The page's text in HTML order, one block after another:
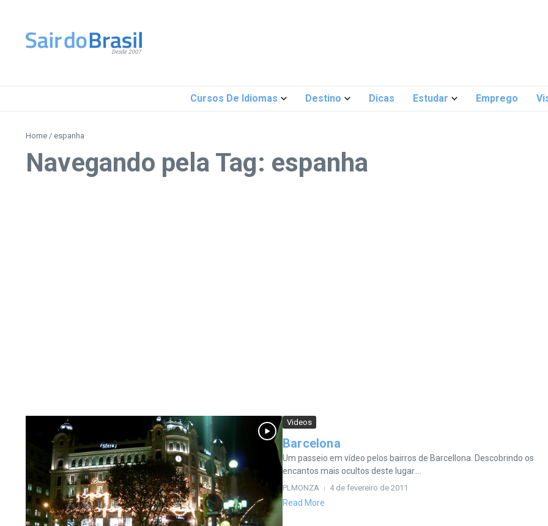
Cursos De Idiomas Destino Dicas Estudar Emprego
Home / espanha
Navegando pela Tag: espanha
Videos
Barcelona
Um passeio em vídeo pelos bairros de Barcellona. Descobrindo os
encantos mais ocultos deste lugar....
PLMONZA 4 de fevereiro de 2011
Read More